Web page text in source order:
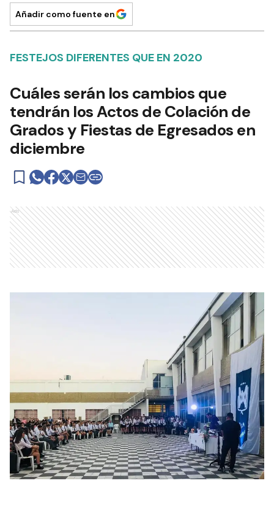
Añadir como fuente en
FESTEJOS DIFERENTES QUE EN 2020
Cuáles serán los cambios que
tendrán los Actos de Colación de
Grados y Fiestas de Egresados en
diciembre
Ads